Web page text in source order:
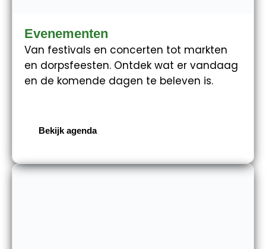
Evenementen
Van festivals en concerten tot markten
en dorpsfeesten. Ontdek wat er vandaag
en de komende dagen te beleven is.
Bekijk agenda